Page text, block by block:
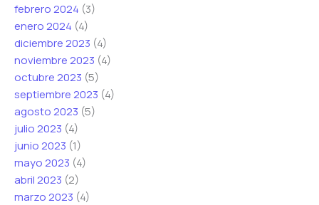
febrero 2024 (3)
enero 2024 (4)
diciembre 2023 (4)
noviembre 2023 (4)
octubre 2023 (5)
septiembre 2023 (4)
agosto 2023 (5)
julio 2023 (4)
junio 2023 (1)
mayo 2023 (4)
abril 2023 (2)
marzo 2023 (4)